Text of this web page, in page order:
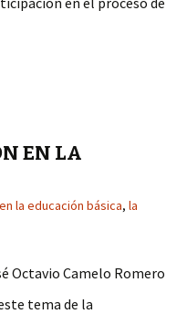
EN LA
en la educación básica, la
Octavio Camelo Romero
tema de la